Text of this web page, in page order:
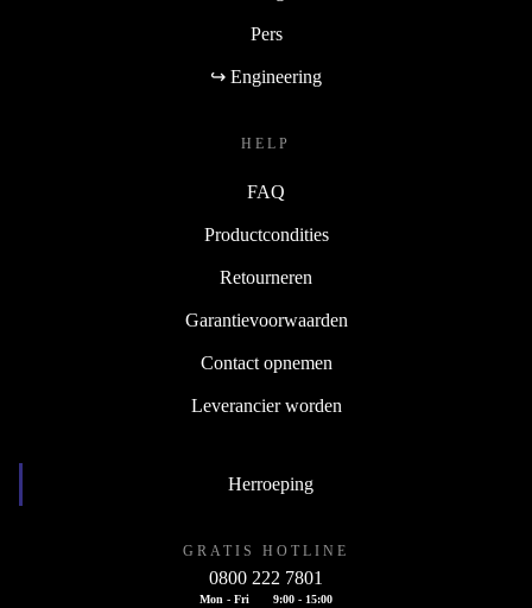
Pers
↪ Engineering
HELP
FAQ
Productcondities
Retourneren
Garantievoorwaarden
Contact opnemen
Leverancier worden
Herroeping
GRATIS HOTLINE
0800 222 7801
Mon - Fri 9:00 - 15:00